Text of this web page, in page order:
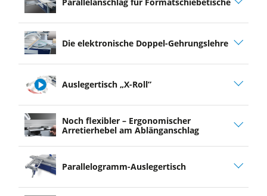
video
Die elektronische Doppel-Gehrungslehre
play
video
Auslegertisch „X-Roll”
Noch flexibler – Ergonomischer
Arretierhebel am Ablänganschlag
Parallelogramm-Auslegertisch